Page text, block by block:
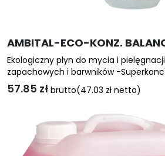
AMBITAL-ECO-KONZ.
Ekologiczny płyn do mycia i
zapachowych i barwników -
57.85 zł brutto(47.03 zł netto)
ma